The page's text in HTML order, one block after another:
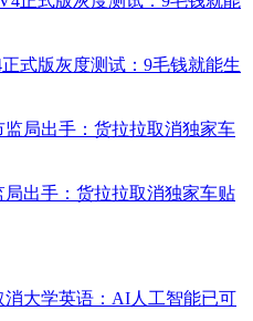
式版灰度测试：9毛钱就能生
出手：货拉拉取消独家车贴